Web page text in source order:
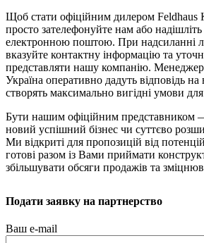
Щоб стати офіційним дилером Feldhaus
просто зателефонуйте нам або
електронною поштою. При надсиланні
вказуйте контактну інформацію та
представляти нашу компанію.
Україна оперативно дадуть відповідь на
створять максимально вигідні умови
Бути нашим офіційним представником
новий успішний бізнес чи суттєво
Ми відкриті для пропозицій від
готові разом із Вами приймати
збільшувати обсяги продажів та
Подати заявку на партнерство
Ваш e-mail